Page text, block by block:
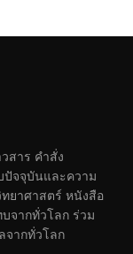
สาร คำสั่ง
ปัจจุบันและความ
ยาศาสตร์ หนังสือ
จากทั่วโลก ร่วม
จากทั่วโลก